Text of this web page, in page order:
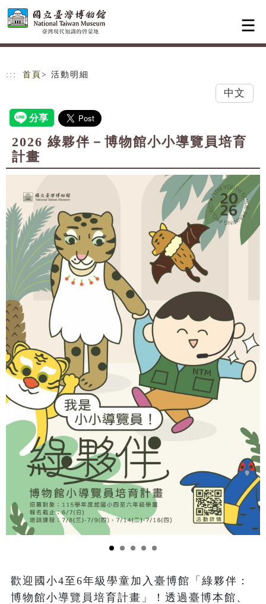
跳到主要內容
網站導覽
::: 首頁 > 活動明細
中文
2026 綠夥伴－博物館小小導覽員培育
計畫
歡迎國小4至6年級學童加入臺博館「綠夥伴：
博物館小導覽員培育計畫」！透過臺博本館、